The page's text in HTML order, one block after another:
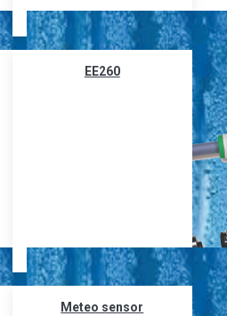
EE260
Meteo sensor